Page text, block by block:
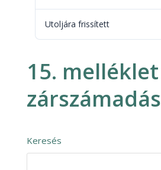
Utoljára frissített
15. melléklet
zárszámadás
Keresés